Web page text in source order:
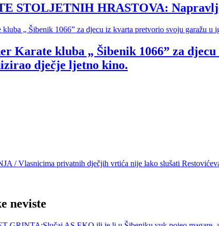
STOLJETNIH HRASTOVA:
Karate kluba „ Šibenik 1066” za
dječje ljetno kino.
/ Vlasnicima privatnih dječjih vrtića nije lako slušati
neviste